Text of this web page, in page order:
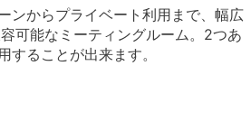
ンからプライベート利用まで、幅広
可能なミーティングルーム。2つあ
することが出来ます。